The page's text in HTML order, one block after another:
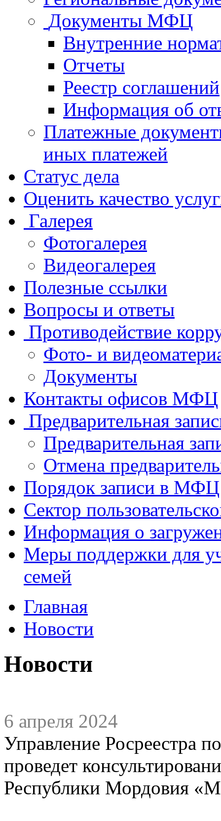
Документы МФЦ
Внутренние
Отчеты
Реестр соглашений
Информация об
Платежные
иных платежей
Статус дела
Оценить качество
Галерея
Фотогалерея
Видеогалерея
Полезные ссылки
Вопросы и ответы
Противодействие
Фото- и
Документы
Контакты офисов МФЦ
Предварительная
Предварительная
Отмена
Порядок записи в МФЦ
Сектор
Информация о
Меры поддержки для
семей
Главная
Новости
Новости
6 апреля 2024
Управление Росреестра
проведет
Республики Мордовия